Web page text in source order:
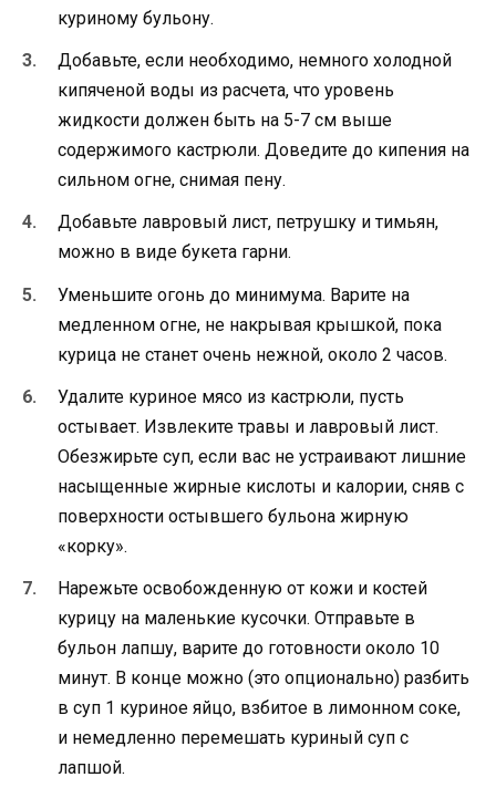
куриному бульону.
Добавьте, если необходимо, немного холодной
кипяченой воды из расчета, что уровень
жидкости должен быть на 5-7 см выше
содержимого кастрюли. Доведите до кипения на
сильном огне, снимая пену.
Добавьте лавровый лист, петрушку и тимьян,
можно в виде букета гарни.
Уменьшите огонь до минимума. Варите на
медленном огне, не накрывая крышкой, пока
курица не станет очень нежной, около 2 часов.
Удалите куриное мясо из кастрюли, пусть
остывает. Извлеките травы и лавровый лист.
Обезжирьте суп, если вас не устраивают лишние
насыщенные жирные кислоты и калории, сняв с
поверхности остывшего бульона жирную
«корку».
Нарежьте освобожденную от кожи и костей
курицу на маленькие кусочки. Отправьте в
бульон лапшу, варите до готовности около 10
минут. В конце можно (это опционально) разбить
в суп 1 куриное яйцо, взбитое в лимонном соке,
и немедленно перемешать куриный суп с
лапшой.